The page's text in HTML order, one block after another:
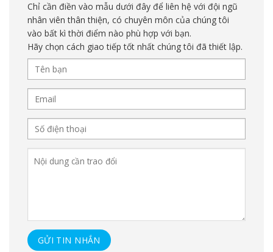
Chỉ cần điền vào mẫu dưới đây để liên hệ với đội ngũ
nhân viên thân thiện, có chuyên môn của chúng tôi
vào bất kì thời điểm nào phù hợp với bạn.
Hãy chọn cách giao tiếp tốt nhất chúng tôi đã thiết lập.